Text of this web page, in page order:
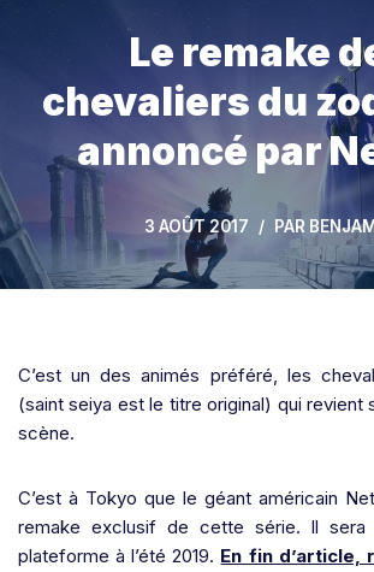
Le remake
chevaliers du
annoncé par
3 AOÛT 2017 PAR
C’est un des animés préféré, les
(saint seiya est le titre original) qui revient
scène.
C’est à Tokyo que le géant américain
remake exclusif de cette série. Il sera
plateforme à l’été 2019. En fin d’article,